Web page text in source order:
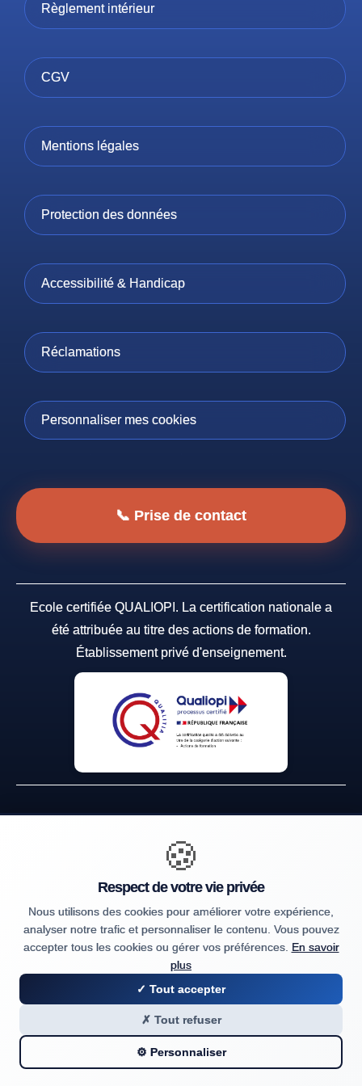
Règlement intérieur
CGV
Mentions légales
Protection des données
Accessibilité & Handicap
Réclamations
Personnaliser mes cookies
📞 Prise de contact
Ecole certifiée QUALIOPI. La certification nationale a
été attribuée au titre des actions de formation.
Établissement privé d'enseignement.
Établissement privé d'enseignement à distance soumis au contrôle
pédagogique de l'État, immatriculé sous le numéro 24FOR01596.1
Centre de formation professionnelle continue, déclarée sous le numéro
93 06 11166 06. Cet enregistrement ne vaut pas agrément de l'État (art.
L.6351-1 du Code du travail).
© Institut National De La Formation Professionnelle Française -
2026
Ce site est protégé par reCAPTCHA. LesRègles de confidentialité
Conditions d'utilisationde Google s'appliquent.
🍪
Respect de votre vie privée
Nous utilisons des cookies pour améliorer votre expérience,
analyser notre trafic et personnaliser le contenu. Vous pouvez
accepter tous les cookies ou gérer vos préférences. En savoir
plus
✓ Tout accepter
✗ Tout refuser
⚙️ Personnaliser